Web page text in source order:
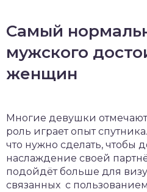
Самый
мужского
женщин
Многие девушки
роль играет опыт
что нужно сделать, чтобы
наслаждение своей
подойдёт больше для
связанных с